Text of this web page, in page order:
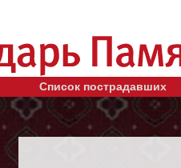
Список пострадавших